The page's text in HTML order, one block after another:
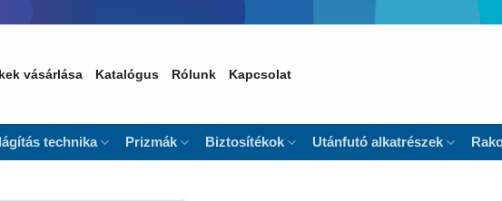
vásárlása Katalógus Rólunk Kapcsolat
technika Prizmák Biztosítékok Utánfutó alkatrészek